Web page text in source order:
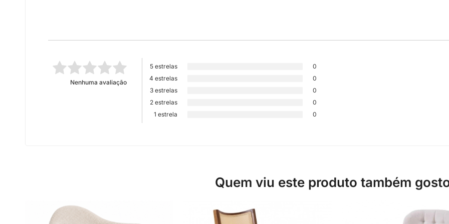
Nenhuma avaliação
5 estrelas
0
4 estrelas
0
3 estrelas
0
2 estrelas
0
1 estrela
0
Quem viu este produto também